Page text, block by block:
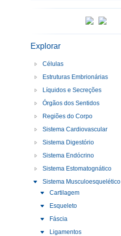
Explorar
Células
Estruturas Embrionárias
Líquidos e Secreções
Órgãos dos Sentidos
Regiões do Corpo
Sistema Cardiovascular
Sistema Digestório
Sistema Endócrino
Sistema Estomatognático
Sistema Musculoesquelético
Cartilagem
Esqueleto
Fáscia
Ligamentos